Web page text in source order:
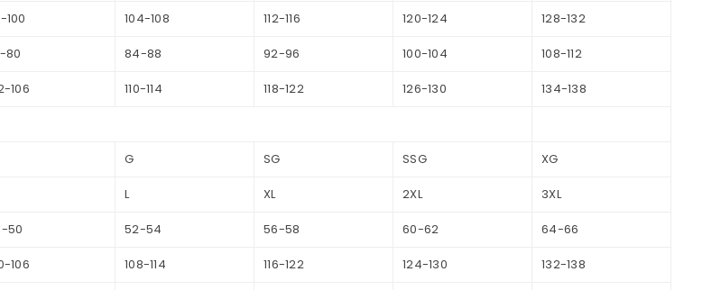
100 104-108 112-116 120-124 128-132
80 84-88 92-96 100-104 108-112
106 110-114 118-122 126-130 134-138
G SG SSG XG
L XL 2XL 3XL
50 52-54 56-58 60-62 64-66
106 108-114 116-122 124-130 132-138